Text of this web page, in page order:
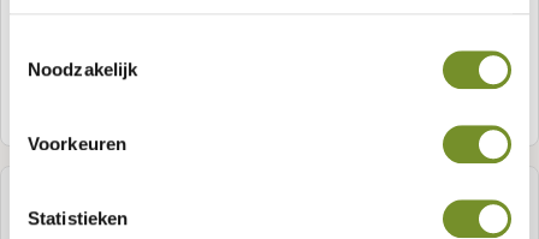
Noodzakelijk
Voorkeuren
Statistieken